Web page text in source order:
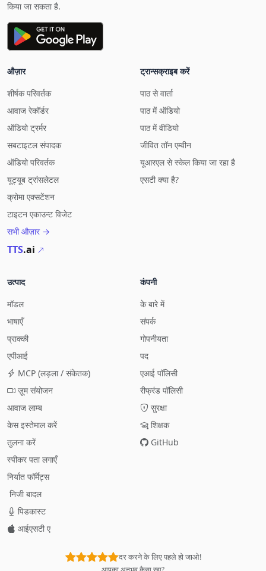
किया जा सकता है.
औज़ार
शीर्षक परिवर्तक
आवाज रेकॉर्डर
ऑडियो ट्रर्मर
सबटाइटल संपादक
ऑडियो परिवर्तक
यूट्यूब ट्रांसलेटल
क्रोमा एक्सटेंशन
टाइटन एकाउन्ट विजेट
सभी औज़ार →
TTS.ai
ट्रान्सक्राइब करें
पाठ से वार्ता
पाठ में ऑडियो
पाठ में वीडियो
जीवित तॉन एम्वीन
यूआरएल से स्केल किया जा रहा है
एसटी क्या है?
उत्पाद
मॉडल
भाषाएँ
प्राक्की
एपीआई
MCP (लड़ला / संकेतक)
ज़ूम संयोजन
आवाज लाम्ब
केस इस्तेमाल करें
तुलना करें
स्पीकर पता लगाएँ
निर्यात फॉर्मेट्स
निजी बादल
पिडकास्ट
आईएसटी ए
कंपनी
के बारे में
संपर्क
गोपनीयता
पद
एआई पॉलिसी
रीफ्रंड पॉलिसी
सुरक्षा
शिक्षक
GitHub
दर करने के लिए पहले हो जाओ!